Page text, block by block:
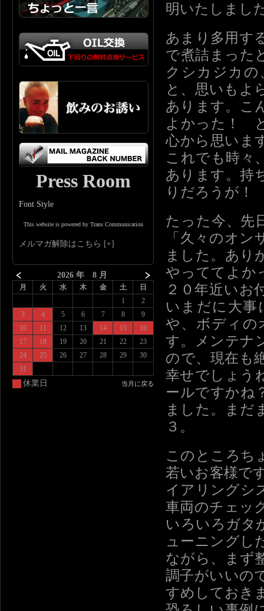
明いたしまし
あまり多用す
で煮詰まった
クシカジカ
と、思いもよ
あります。こ
よかった！
心から思いま
これでも時々
あります。持
りだろうが
たった今、先
「久々のオ
ました。あり
やっててよか
２０年近いお
いまだに大事
や、ボディの
す。メンテナ
ので、現在も
幸せでしょう
ールですかね
ました。まだ
３。
このところち
若いお客様で
イアリングシ
車両のチェッ
いろいろガタ
ューニングし
ながら、まず
調子がいいの
すめしておき
Press Room
Font Style
This website is powered by Trans Communication
メルマガ解除はこちら
2026 年 8 月
月 火 水 木 金 土
日
1
2
3
4 5 6 7 8
9
10
11 12 13 14 15
16
17
18 19 20 21 22
23
24
25 26 27 28 29
30
31
休業日 当月に戻る